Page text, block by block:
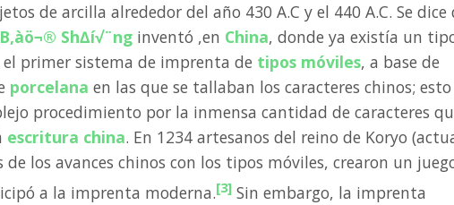
de arcilla alrededor del año 430 A.C y el 440 A.C. Se dice
B‚àö¬® Sh∆í√¨ng inventó ,en China, donde ya existía un
el primer sistema de imprenta de tipos móviles, a base de
porcelana en las que se tallaban los caracteres chinos; esto
procedimiento por la inmensa cantidad de caracteres
escritura china. En 1234 artesanos del reino de Koryo
de los avances chinos con los tipos móviles, crearon un
a la imprenta moderna.[3] Sin embargo, la imprenta